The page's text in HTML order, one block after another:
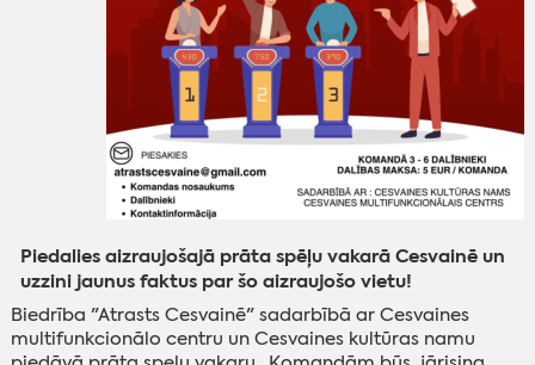
Piedalies aizraujošajā prāta spēļu vakarā Cesvainē un
uzzini jaunus faktus par šo aizraujošo vietu!
Biedrība "Atrasts Cesvainē" sadarbībā ar Cesvaines
multifunkcionālo centru un Cesvaines kultūras namu